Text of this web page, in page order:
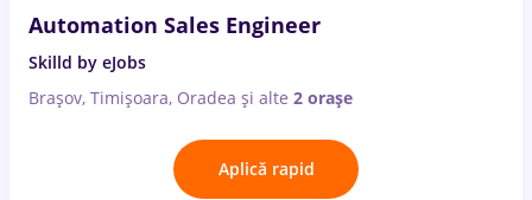
Automation Sales Engineer
Skilld by eJobs
Brașov, Timișoara, Oradea și alte 2 orașe
Aplică rapid